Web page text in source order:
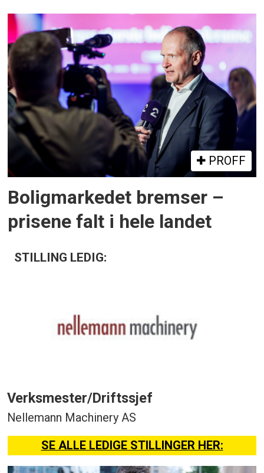
PROFF
Boligmarkedet bremser –
prisene falt i hele landet
STILLING LEDIG:
Verksmester/Driftssjef
Nellemann Machinery AS
SE ALLE LEDIGE STILLINGER HER: